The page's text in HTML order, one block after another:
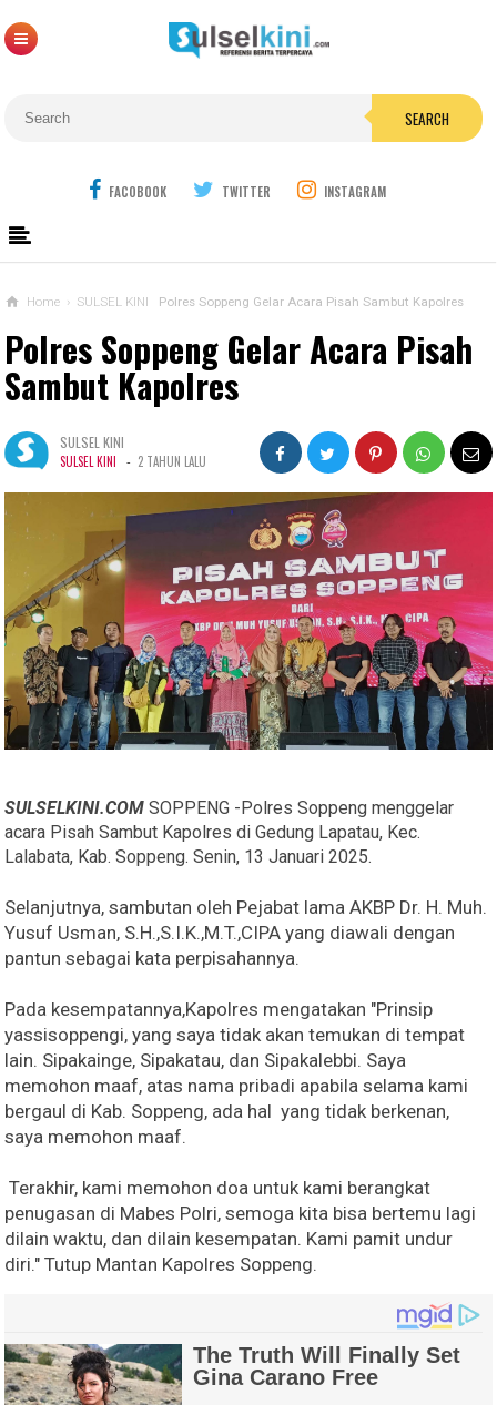
SEARCH
FACOBOOK TWITTER INSTAGRAM
Home › SULSEL KINI Polres Soppeng Gelar Acara Pisah Sambut Kapolres
Polres Soppeng Gelar Acara Pisah
Sambut Kapolres
SULSEL KINI
SULSEL KINI - 2 TAHUN LALU
SULSELKINI.COM SOPPENG -Polres Soppeng menggelar
acara Pisah Sambut Kapolres di Gedung Lapatau, Kec.
Lalabata, Kab. Soppeng. Senin, 13 Januari 2025.
Selanjutnya, sambutan oleh Pejabat lama AKBP Dr. H. Muh.
Yusuf Usman, S.H.,S.I.K.,M.T.,CIPA yang diawali dengan
pantun sebagai kata perpisahannya.
Pada kesempatannya,Kapolres mengatakan "Prinsip
yassisoppengi, yang saya tidak akan temukan di tempat
lain. Sipakainge, Sipakatau, dan Sipakalebbi. Saya
memohon maaf, atas nama pribadi apabila selama kami
bergaul di Kab. Soppeng, ada hal yang tidak berkenan,
saya memohon maaf.
Terakhir, kami memohon doa untuk kami berangkat
penugasan di Mabes Polri, semoga kita bisa bertemu lagi
dilain waktu, dan dilain kesempatan. Kami pamit undur
diri." Tutup Mantan Kapolres Soppeng.